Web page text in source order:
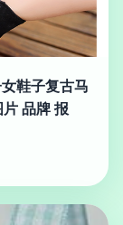
鞋子复古马
品牌 报